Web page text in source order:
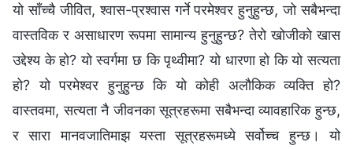
यो साँच्चै जीवित, श्‍वास-प्रश्‍वास गर्ने परमेश्‍वर हुनुहुन्छ, जो सबैभन्दा
वास्तविक र असाधारण रूपमा सामान्य हुनुहुन्छ? तेरो खोजीको खास
उद्देश्य के हो? यो स्वर्गमा छ कि पृथ्वीमा? यो धारणा हो कि यो सत्यता
हो? यो परमेश्‍वर हुनुहुन्छ कि यो कोही अलौकिक व्यक्ति हो?
वास्तवमा, सत्यता नै जीवनका सूत्रहरूमा सबैभन्दा व्यावहारिक हुन्छ,
र सारा मानवजातिमाझ यस्ता सूत्रहरूमध्ये सर्वोच्च हुन्छ। यो